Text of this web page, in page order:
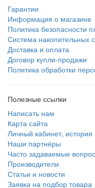
Гарантии
Информация о магазине
Политика безопасности
Система накопительных
Доставка и оплата
Договор купли-продажи
Политика обработки
Полезные ссылки
Написать нам
Карта сайта
Личный кабинет, история
Наши партнёры
Часто задаваемые
Производители
Статьи и новости
Заявка на подбор товара